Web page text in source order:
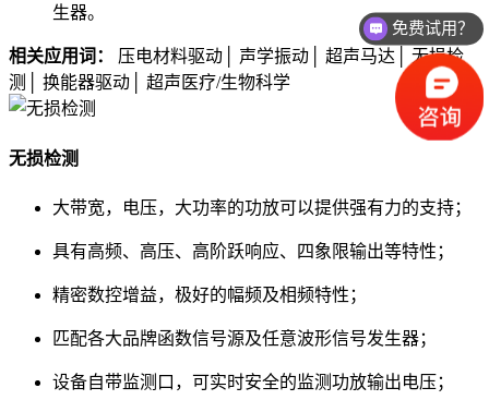
生器。
相关应用词：
压电材料驱动│ 声学振动│ 超声马达│ 无损检
测│ 换能器驱动│ 超声医疗/生物科学
无损检测
大带宽，电压，大功率的功放可以提供强有力的支持；
具有高频、高压、高阶跃响应、四象限输出等特性；
精密数控增益，极好的幅频及相频特性；
匹配各大品牌函数信号源及任意波形信号发生器；
设备自带监测口，可实时安全的监测功放输出电压；
价格如何？